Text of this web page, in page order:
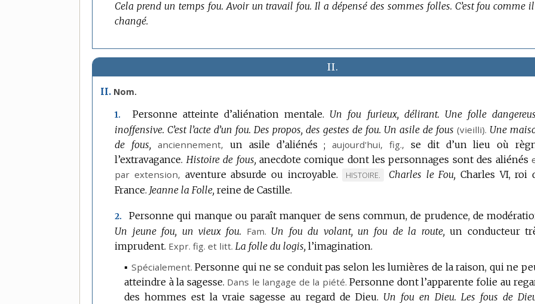
Cela prend un temps fou. Avoir un travail fou. Il a dépensé des sommes folles. C’est fou comme
changé.
II.
II. Nom.
1. Personne atteinte d’aliénation mentale. Un fou furieux, délirant. Une folle
inoffensive. C’est l’acte d’un fou. Des propos, des gestes de fou. Un asile de fous (vieilli). Une
de fous, anciennement, un asile d’aliénés ;aujourd'hui,fig., se dit d’un lieu où
l’extravagance. Histoire de fous, anecdote comique dont les personnages sont des aliénés
par extension, aventure absurde ou incroyable.
MARQUE
:
HISTOIRE. Charles le Fou, Charles VI, roi
France. Jeanne la Folle, reine de Castille.
2.
Personne qui manque ou paraît manquer de sens commun, de prudence, de
Un jeune fou, un vieux fou. Fam. Un fou du volant, un fou de la route, un conducteur
imprudent. Expr. fig. et litt. La folle du logis, l’imagination.
▪ Spécialement. Personne qui ne se conduit pas selon les lumières de la raison, qui ne
atteindre à la sagesse. Dans le langage de la piété. Personne dont l’apparente folie au
des hommes est la vraie sagesse au regard de Dieu. Un fou en Dieu. Les fous de